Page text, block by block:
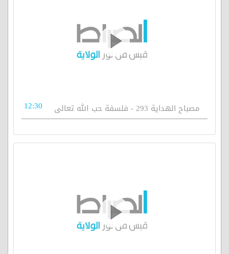
مصباح الهداية 293 - فلسفة حب الله تعالى 12:30